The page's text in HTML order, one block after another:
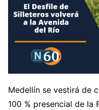
Medellín se vestirá de
100 % presencial de la